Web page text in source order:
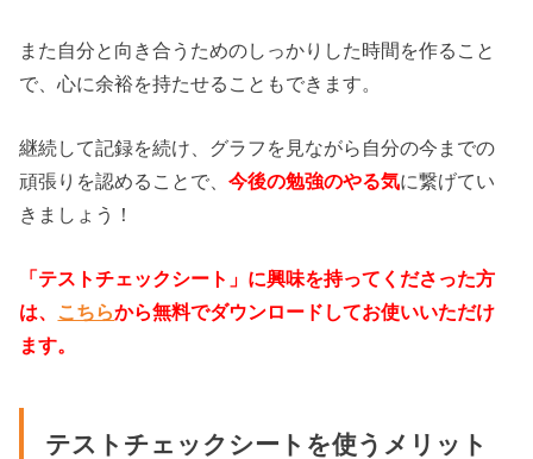
また自分と向き合うためのしっかりした時間を作ること
で、心に余裕を持たせることもできます。
継続して記録を続け、グラフを見ながら自分の今までの
頑張りを認めることで、今後の勉強のやる気に繋げてい
きましょう！
「テストチェックシート」に興味を持ってくださった方
は、 こちらから無料でダウンロードしてお使いいただけ
ます。
テストチェックシートを使うメリット